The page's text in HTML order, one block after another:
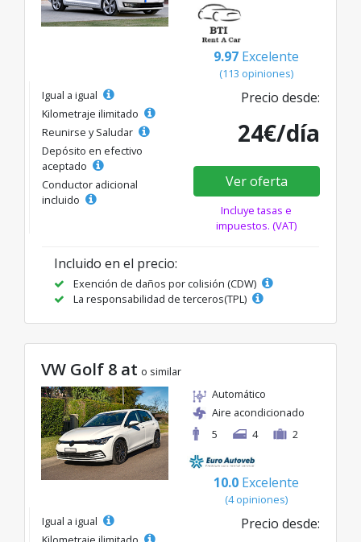
9.97 Excelente
(113 opiniones)
Igual a igual
Kilometraje ilimitado
Reunirse y Saludar
Depósito en efectivo
aceptado
Conductor adicional
incluido
Precio desde:
24€/día
Ver oferta
Incluye tasas e
impuestos. (VAT)
Incluido en el precio:
Exención de daños por colisión (CDW)
La responsabilidad de terceros(TPL)
VW Golf 8 at o similar
Automático
Aire acondicionado
5
4 2
10.0 Excelente
(4 opiniones)
Igual a igual
Precio desde: